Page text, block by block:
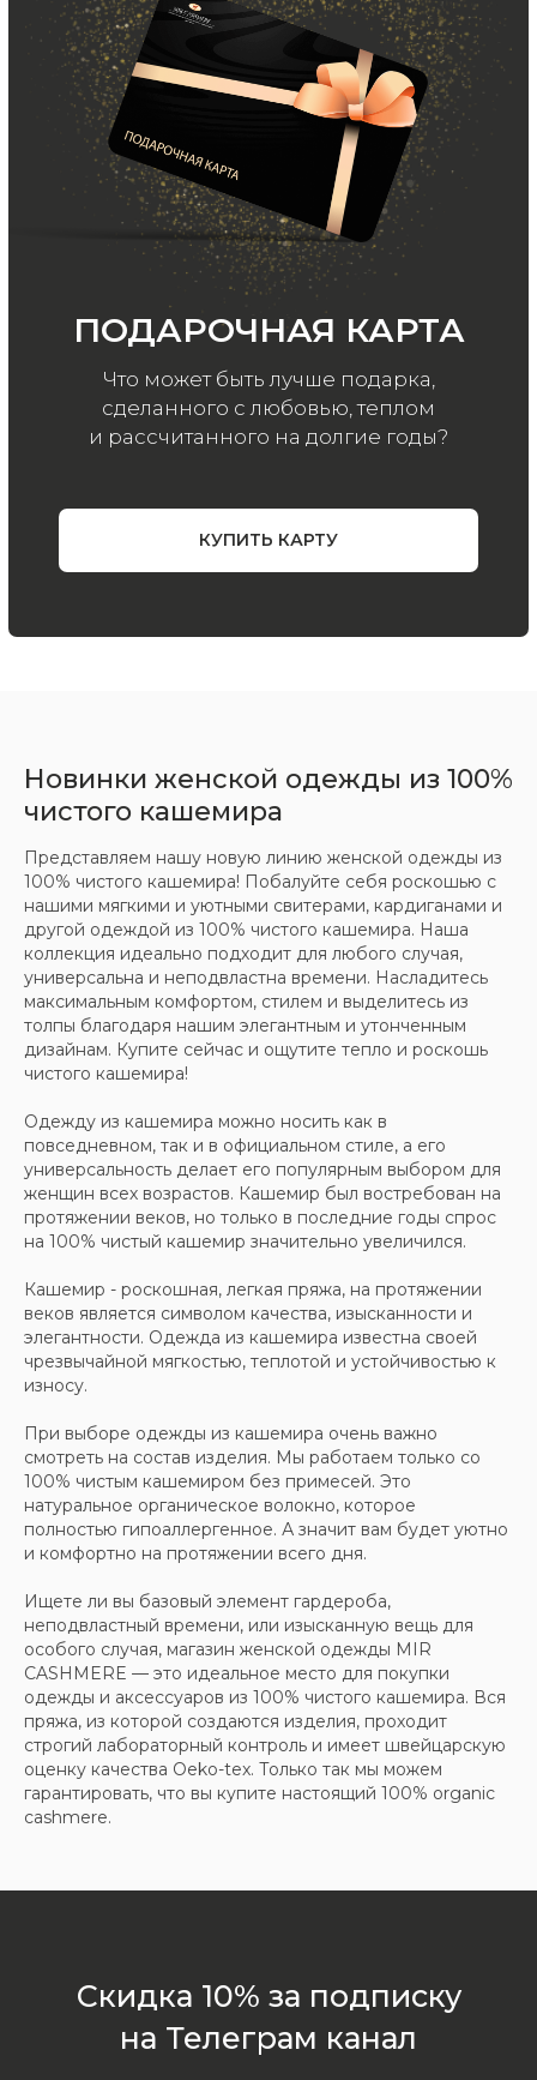
Новинки женской одежды из 100%
чистого кашемира
Представляем нашу новую линию женской одежды из
100% чистого кашемира! Побалуйте себя роскошью с
нашими мягкими и уютными свитерами, кардиганами и
другой одеждой из 100% чистого кашемира. Наша
коллекция идеально подходит для любого случая,
универсальна и неподвластна времени. Насладитесь
максимальным комфортом, стилем и выделитесь из
толпы благодаря нашим элегантным и утонченным
дизайнам. Купите сейчас и ощутите тепло и роскошь
чистого кашемира!
Одежду из кашемира можно носить как в
повседневном, так и в официальном стиле, а его
универсальность делает его популярным выбором для
женщин всех возрастов. Кашемир был востребован на
протяжении веков, но только в последние годы спрос
на 100% чистый кашемир значительно увеличился.
Кашемир - роскошная, легкая пряжа, на протяжении
веков является символом качества, изысканности и
элегантности. Одежда из кашемира известна своей
чрезвычайной мягкостью, теплотой и устойчивостью к
износу.
При выборе одежды из кашемира очень важно
смотреть на состав изделия. Мы работаем только со
100% чистым кашемиром без примесей. Это
натуральное органическое волокно, которое
полностью гипоаллергенное. А значит вам будет уютно
и комфортно на протяжении всего дня.
Ищете ли вы базовый элемент гардероба,
неподвластный времени, или изысканную вещь для
особого случая, магазин женской одежды MIR
CASHMERE — это идеальное место для покупки
одежды и аксессуаров из 100% чистого кашемира. Вся
пряжа, из которой создаются изделия, проходит
строгий лабораторный контроль и имеет швейцарскую
оценку качества Oeko-tex. Только так мы можем
гарантировать, что вы купите настоящий 100% organic
cashmere.
Подписаться
ООО «МИР КАШЕМИРА» © 2023
Политика